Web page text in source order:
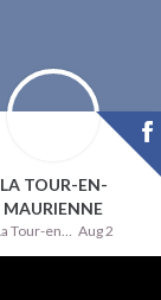
LA TOUR-EN-
MAURIENNE
Aug 2